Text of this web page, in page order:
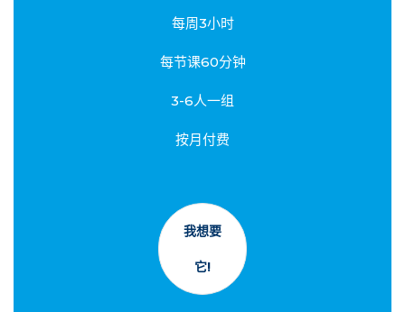
每周3小时
每节课60分钟
3-6人一组
按月付费
我想要
它!